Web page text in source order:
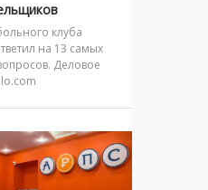
клуба
на 13 самых
Деловое